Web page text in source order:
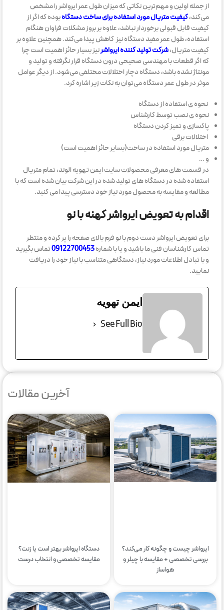
از جمله اولین و مهم‌ترین نکاتی که میزان طول عمر ایرواشر را مشخص
می‌کند،کیفیت متریال مورد استفاده برای ساخت دستگاهبوده که اگر از
کیفیت قابل قبولی برخوردار نباشد، علاوه بر بروز مشکلات فراوان هنگام
استفاده، طول عمر مفید دستگاه نیز کاهش پیدا می‌کند. همچنین علاوه بر
کیفیت متریال،شرکت تولید کننده ایرواشرنیز بسیار حائز اهمیت است چرا
که اگر قطعات با مهندسی صحیحی درون دستگاه قرار نگرفته و تولید و
مونتاژ نشده باشد، دستگاه دچار اختلالات مختلفی می‌شود. از دیگر عوامل
موثر در طول عمر دستگاه می‌توان به نکات زیر اشاره کرد.
نحوه ی استفاده از دستگاه
نحوه ی نصب توسط کارشناس
پاکسازی و تمیز کردن دستگاه
اختلالات برقی
متریال مورد استفاده در ساخت(بسایر حائز اهمیت است)
و …
در قسمت های معرفی محصولات سایت ایمن تهویه الوند، تمام متریال
استفاده شده در دستگاه های تولید شده در این شرکت بیان شده است که با
مطالعه و مقایسه به محصول مورد نیاز خود دسترسی پیدا می کنید.
اقدام به تعویض ایرواشر کهنه با نو
برای تعویض ایرواشر دست دوم با نو فرم بالای صفحه را پر کرده و منتظر
تماس کارشناسان فنی ما باشید و یا با شماره09122700453تماس بگیرید
و با تبادل اطلاعات مورد نیاز، دستگاهی متناسب با نیاز خود را دریافت
نمایید.
ایمن تهویه
See Full Bio
آخرین مقالات
ایرواشر چیست و چگونه کار می‌کند؟
بررسی تخصصی + مقایسه با چیلر و
هواساز
دستگاه ایرواشر بهتر است یا زنت؟
مقایسه تخصصی و انتخاب درست